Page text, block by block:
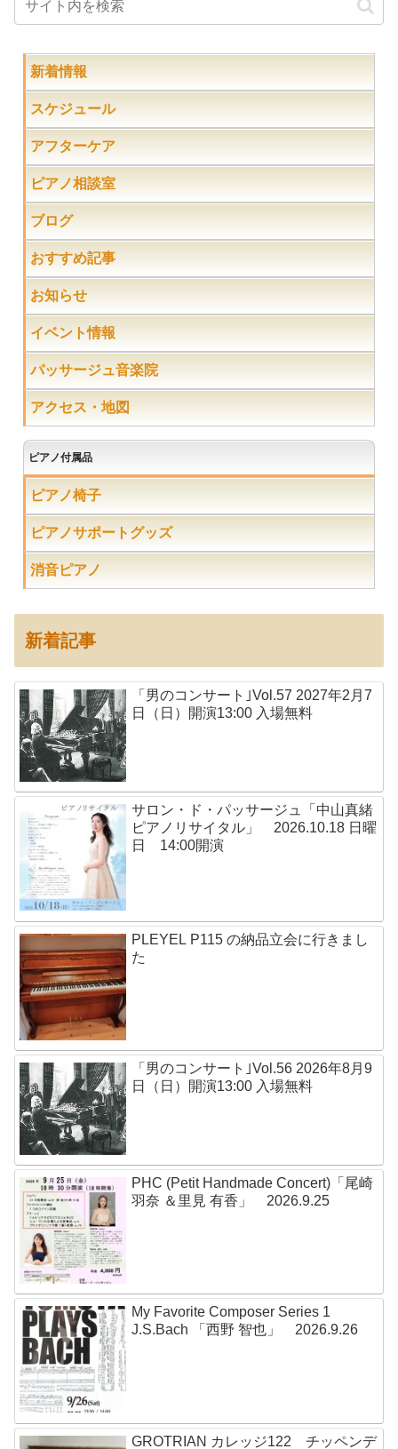
新着情報
スケジュール
アフターケア
ピアノ相談室
ブログ
おすすめ記事
お知らせ
イベント情報
パッサージュ音楽院
アクセス・地図
ピアノ付属品
ピアノ椅子
ピアノサポートグッズ
消音ピアノ
新着記事
「男のコンサート｣Vol.57 2027年2月7
日（日）開演13:00 入場無料
サロン・ド・パッサージュ「中山真緒
ピアノリサイタル」 2026.10.18 日曜
日 14:00開演
PLEYEL P115 の納品立会に行きまし
た
「男のコンサート｣Vol.56 2026年8月9
日（日）開演13:00 入場無料
PHC (Petit Handmade Concert)「尾崎
羽奈 ＆里見 有香」 2026.9.25
My Favorite Composer Series 1
J.S.Bach 「西野 智也」 2026.9.26
GROTRIAN カレッジ122 チッペンデ